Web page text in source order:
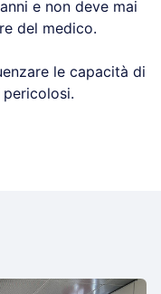
e non deve mai
del medico.
le capacità di